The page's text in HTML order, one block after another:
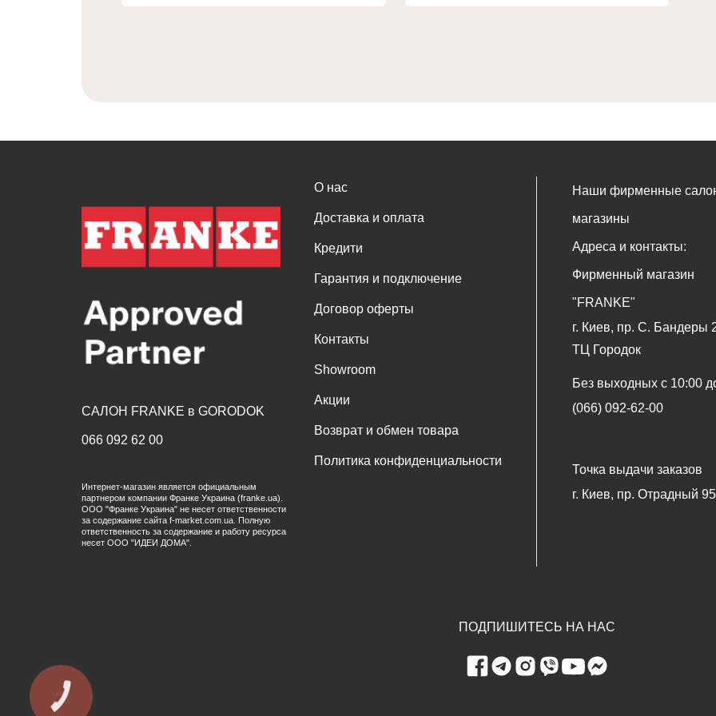
САЛОН FRANKE в GORODOK
066 092 62 00
Интернет-магазин является официальным
партнером компании Франке Украина (franke.ua).
ООО "Франке Украина" не несет ответственности
за содержание сайта f-market.com.ua. Полную
ответственность за содержание и работу ресурса
несет ООО "ИДЕИ ДОМА".
О нас
Доставка и оплата
Кредити
Гарантия и подключение
Договор оферты
Контакты
Showroom
Акции
Возврат и обмен товара
Политика конфиденциальности
Наши фирменные
магазины
Адреса и контакты:
Фирменный магазин
"FRANKE"
г. Киев, пр. С. Бандеры
ТЦ Городок
Без выходных с 10:00
(066) 092-62-00
Точка выдачи заказов
г. Киев, пр. Отрадный
ПОДПИШИТЕСЬ НА НАС